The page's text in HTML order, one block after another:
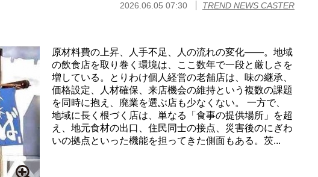
2026.06.05 07:30 TREND NEWS CASTER
原材料費の上昇、人手不足、人の流れの変化――。地域
の飲食店を取り巻く環境は、ここ数年で一段と厳しさを
増している。とりわけ個人経営の老舗店は、味の継承、
価格設定、人材確保、来店機会の維持という複数の課題
を同時に抱え、廃業を選ぶ店も少なくない。 一方で、
地域に長く根づく店は、単なる「食事の提供場所」を超
え、地元食材の出口、住民同士の接点、災害後のにぎわ
いの拠点といった機能を担ってきた側面もある。茨...